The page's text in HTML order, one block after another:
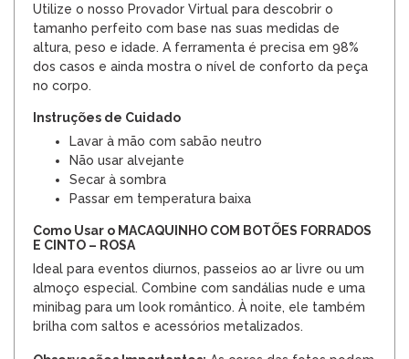
Utilize o nosso Provador Virtual para descobrir o
tamanho perfeito com base nas suas medidas de
altura, peso e idade. A ferramenta é precisa em 98%
dos casos e ainda mostra o nível de conforto da peça
no corpo.
Instruções de Cuidado
Lavar à mão com sabão neutro
Não usar alvejante
Secar à sombra
Passar em temperatura baixa
Como Usar o MACAQUINHO COM BOTÕES FORRADOS
E CINTO – ROSA
Ideal para eventos diurnos, passeios ao ar livre ou um
almoço especial. Combine com sandálias nude e uma
minibag para um look romântico. À noite, ele também
brilha com saltos e acessórios metalizados.